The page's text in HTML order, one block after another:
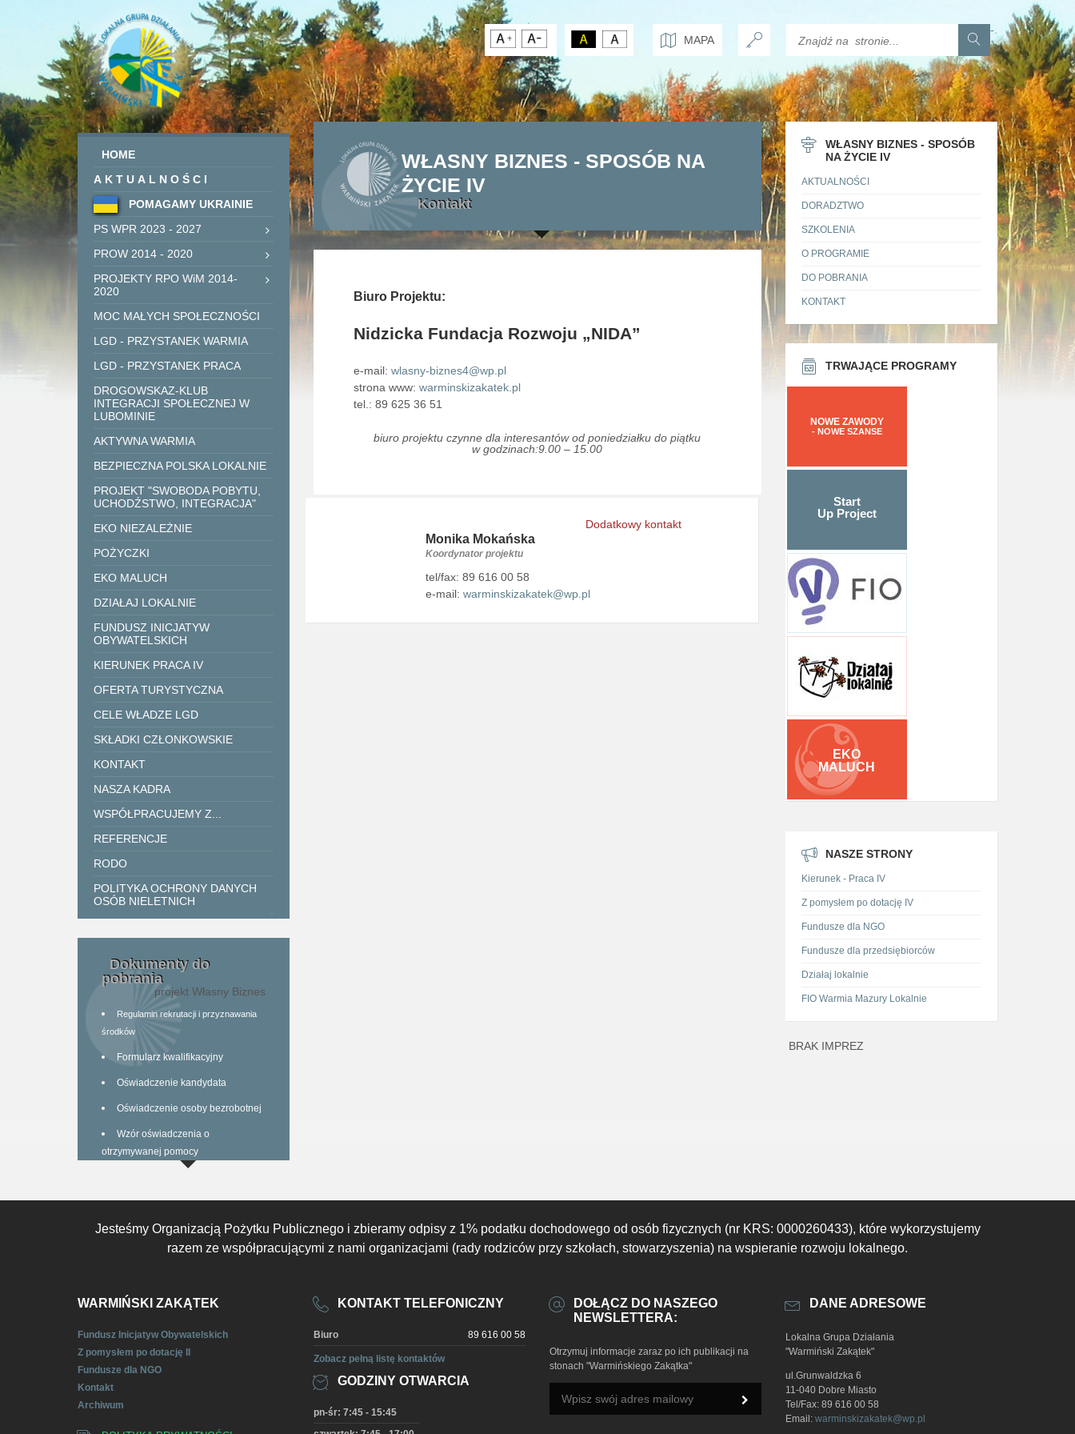
-
MAPA
WŁASNY BIZNES - SPOSÓB NA
ŻYCIE IV
Kontakt
Biuro Projektu:
Nidzicka Fundacja Rozwoju „NIDA”
e-mail:wlasny-biznes4@wp.pl
strona www:warminskizakatek.pl
tel.: 89 625 36 51
biuro projektu czynne dla interesantów od poniedziałku do piątku
w godzinach:9.00 – 15.00
Dodatkowy kontakt
Monika Mokańska
Koordynator projektu
tel/fax: 89 616 00 58
e-mail:warminskizakatek@wp.pl
HOME
AKTUALNOŚCI
POMAGAMY UKRAINIE
PS WPR 2023 - 2027
PROW 2014 - 2020
PROJEKTY RPO WiM 2014-
2020
MOC MAŁYCH SPOŁECZNOŚCI
LGD - PRZYSTANEK WARMIA
LGD - PRZYSTANEK PRACA
DROGOWSKAZ-KLUB
INTEGRACJI SPOŁECZNEJ W
LUBOMINIE
AKTYWNA WARMIA
BEZPIECZNA POLSKA LOKALNIE
PROJEKT "SWOBODA POBYTU,
UCHODŹSTWO, INTEGRACJA"
EKO NIEZALEŻNIE
POŻYCZKI
EKO MALUCH
DZIAŁAJ LOKALNIE
FUNDUSZ INICJATYW
OBYWATELSKICH
KIERUNEK PRACA IV
OFERTA TURYSTYCZNA
CELE WŁADZE LGD
SKŁADKI CZŁONKOWSKIE
KONTAKT
NASZA KADRA
WSPÓŁPRACUJEMY Z...
REFERENCJE
RODO
POLITYKA OCHRONY DANYCH
OSÓB NIELETNICH
Dokumenty do
pobrania
projekt Własny Biznes
Regulamin rekrutacji i przyznawania
środków
Formularz kwalifikacyjny
Oświadczenie kandydata
Oświadczenie osoby bezrobotnej
Wzór oświadczenia o
otrzymywanej pomocy
WŁASNY BIZNES - SPOSÓB
NA ŻYCIE IV
AKTUALNOŚCI
DORADZTWO
SZKOLENIA
O PROGRAMIE
DO POBRANIA
KONTAKT
TRWAJĄCE PROGRAMY
NOWE ZAWODY
- NOWE SZANSE
Start
Up Project
EKO
MALUCH
NASZE STRONY
Kierunek - Praca IV
Z pomysłem po dotację IV
Fundusze dla NGO
Fundusze dla przedsiębiorców
Działaj lokalnie
FIO Warmia Mazury Lokalnie
BRAK IMPREZ
Jesteśmy Organizacją Pożytku Publicznego i zbieramy odpisy z 1% podatku dochodowego od osób fizycznych (nr KRS: 0000260433), które wykorzystujemy
razem ze współpracującymi z nami organizacjami (rady rodziców przy szkołach, stowarzyszenia) na wspieranie rozwoju lokalnego.
WARMIŃSKI ZAKĄTEK
Fundusz Inicjatyw Obywatelskich
Z pomysłem po dotację II
Fundusze dla NGO
Kontakt
Archiwum
KONTAKT TELEFONICZNY
Biuro 89 616 00 58
Zobacz pełną listę kontaktów
GODZINY OTWARCIA
pn-śr: 7:45 - 15:45
DOŁĄCZ DO NASZEGO
NEWSLETTERA:
Otrzymuj informacje zaraz po ich publikacji na
stonach "Warmińskiego Zakątka"
DANE ADRESOWE
Lokalna Grupa Działania
"Warmiński Zakątek"
ul.Grunwaldzka 6
11-040 Dobre Miasto
Tel/Fax: 89 616 00 58
Email: warminskizakatek@wp.pl